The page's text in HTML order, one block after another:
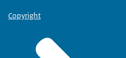
Copyright